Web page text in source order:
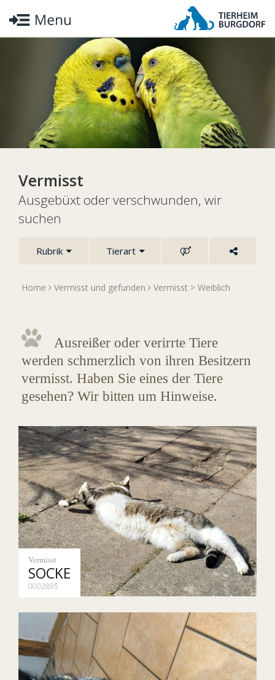
Vermisst
Ausgebüxt oder verschwunden, wir
suchen
Rubrik Tierart
Home Vermisst und gefunden Vermisst > Weiblich
Ausreißer oder verirrte Tiere
werden schmerzlich von ihren Besitzern
vermisst. Haben Sie eines der Tiere
gesehen? Wir bitten um Hinweise.
Vermisst
SOCKE
0002895